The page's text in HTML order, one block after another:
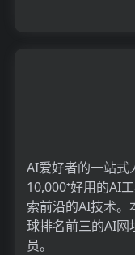
AI爱好者的一站式
10,000⁺好用的AI
索前沿的AI技术
球排名前三的AI网
员。